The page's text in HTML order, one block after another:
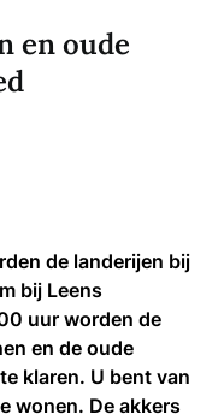
en oude
de landerijen bij
bij Leens
uur worden de
en de oude
klaren. U bent van
wonen. De akkers